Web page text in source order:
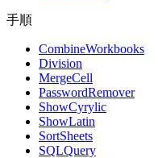
手順
CombineWorkbooks
Division
MergeCell
PasswordRemover
ShowCyrylic
ShowLatin
SortSheets
SQLQuery